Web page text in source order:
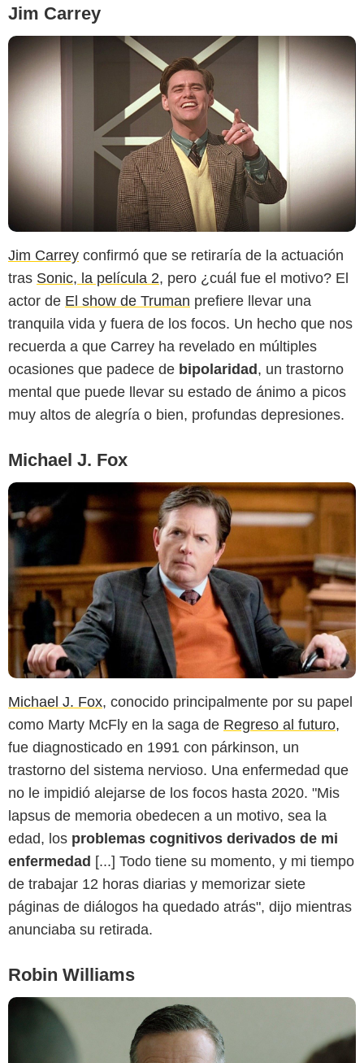
Jim Carrey
Jim Carrey confirmó que se retiraría de la actuación
tras Sonic, la película 2, pero ¿cuál fue el motivo? El
actor de El show de Truman prefiere llevar una
tranquila vida y fuera de los focos. Un hecho que nos
recuerda a que Carrey ha revelado en múltiples
ocasiones que padece de bipolaridad , un trastorno
mental que puede llevar su estado de ánimo a picos
muy altos de alegría o bien, profundas depresiones.
Michael J. Fox
Michael J. Fox, conocido principalmente por su papel
como Marty McFly en la saga de Regreso al futuro,
fue diagnosticado en 1991 con párkinson, un
trastorno del sistema nervioso. Una enfermedad que
no le impidió alejarse de los focos hasta 2020. "Mis
lapsus de memoria obedecen a un motivo, sea la
edad, los problemas cognitivos derivados de mi
enfermedad [...] Todo tiene su momento, y mi tiempo
de trabajar 12 horas diarias y memorizar siete
páginas de diálogos ha quedado atrás", dijo mientras
anunciaba su retirada.
Robin Williams